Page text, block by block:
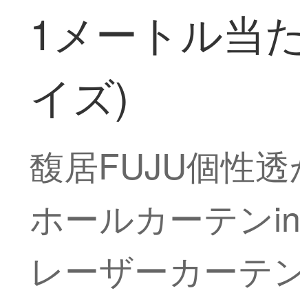
1メートル当
イズ)
馥居FUJU個性
ホールカーテン
レーザーカーテ